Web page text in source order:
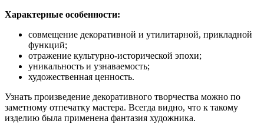
Характерные особенности:
совмещение декоративной и утилитарной, прикладной
функций;
отражение культурно-исторической эпохи;
уникальность и узнаваемость;
художественная ценность.
Узнать произведение декоративного творчества можно по
заметному отпечатку мастера. Всегда видно, что к такому
изделию была применена фантазия художника.